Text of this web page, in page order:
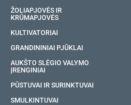
ŽOLIAPJOVĖS IR
KRŪMAPJOVĖS
KULTIVATORIAI
GRANDININIAI PJŪKLAI
AUKŠTO SLĖGIO VALYMO
ĮRENGINIAI
PŪSTUVAI IR SURINKTUVAI
SMULKINTUVAI